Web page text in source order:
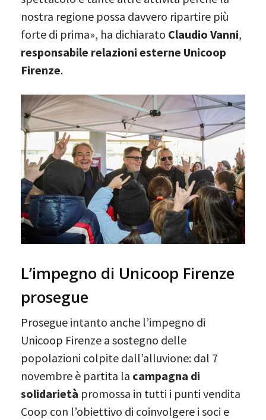
nostra regione possa davvero ripartire più
forte di prima», ha dichiarato Claudio Vanni,
responsabile relazioni esterne Unicoop
Firenze.
L’impegno di Unicoop Firenze
prosegue
Prosegue intanto anche l’impegno di
Unicoop Firenze a sostegno delle
popolazioni colpite dall’alluvione: dal 7
novembre è partita la campagna di
solidarietà promossa in tutti i punti vendita
Coop con l’obiettivo di coinvolgere i soci e